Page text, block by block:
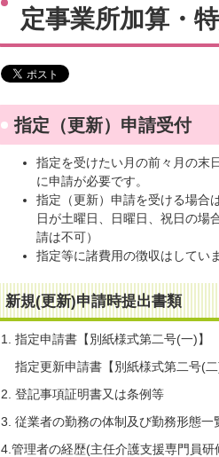
定事業所加算・
指定（更新）申請受付
指定を受けたい月の前々月の末
に申請が必要です。
指定（更新）申請を受ける場合
日が土曜日、日曜日、祝日の場
請は不可）
指定等に諸費用の徴収はしてい
新規(更新)申請時提出書類
1. 指定申請書【別紙様式第二号(一)】
指定更新申請書【別紙様式第二号(二)
2. 登記事項証明書又は条例等
3. 従業者の勤務の体制及び勤務形態一
4.管理者の経歴(主任介護支援専門員研